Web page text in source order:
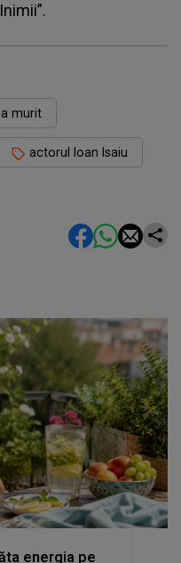
a murit
actorul Ioan Isaiu
energia pe